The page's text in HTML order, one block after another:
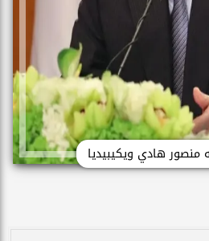
منصور هادي ويكيبيديا